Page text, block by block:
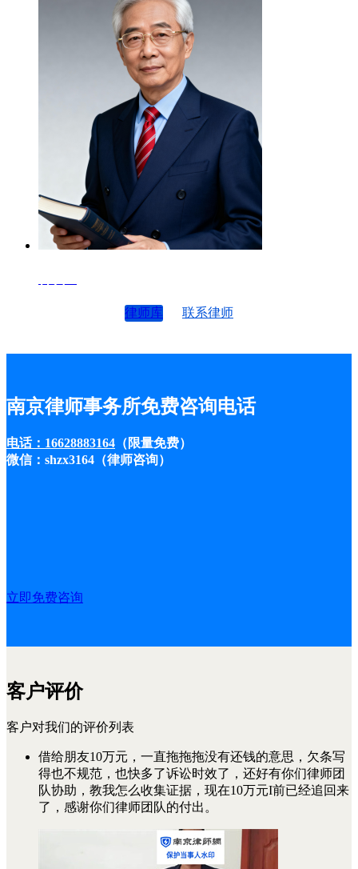
律师库 联系律师
南京律师事务所免费咨询电话
电话：16628883164 （限量免费）
微信：shzx3164（律师咨询）
立即免费咨询
客户评价
客户对我们的评价列表
借给朋友10万元，一直拖拖拖没有还钱的意思，欠条写
得也不规范，也快多了诉讼时效了，还好有你们律师团
队协助，教我怎么收集证据，现在10万元I前已经追回来
了，感谢你们律师团队的付出。